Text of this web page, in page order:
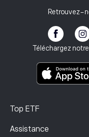
Retrouvez-
Téléchargez
Top ETF
Assistance
Vulnérabilité des
eToro Académie
Mentions légales
Réglementation
Avertissement sur
Conditions générales
Documents
Données sur les
Programme
Assurance